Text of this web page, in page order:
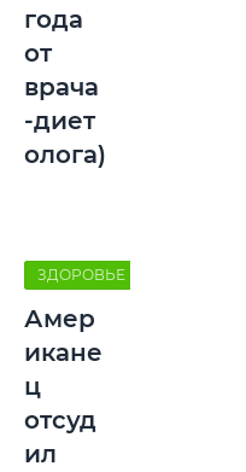
года
от
врача
-диет
олога)
ЗДОРОВЬЕ
Амер
икане
ц
отсуд
ил